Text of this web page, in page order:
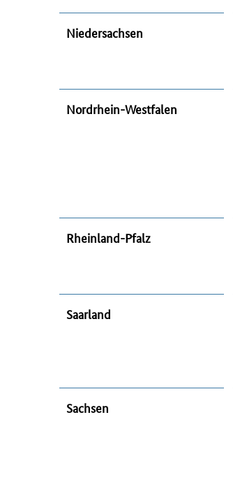
Niedersachsen
Nordrhein-Westfalen
Rheinland-Pfalz
Saarland
Sachsen